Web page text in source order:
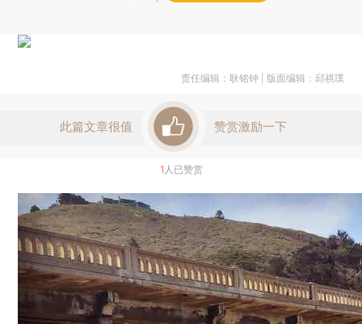
责任编辑：耿铭钟 | 版面编辑：邱祺璞
此篇文章很值 赞赏激励一下
1 人已赞赏